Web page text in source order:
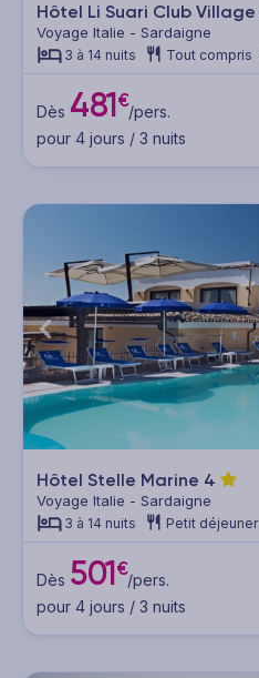
Hôtel Li Suari Club Village
Voyage Italie - Sardaigne
3 à 14 nuits Tout compris
Dès 481€/pers.
pour 4 jours / 3 nuits
Hôtel Stelle Marine 4
Voyage Italie - Sardaigne
3 à 14 nuits Petit déjeuner
Dès 501€/pers.
pour 4 jours / 3 nuits